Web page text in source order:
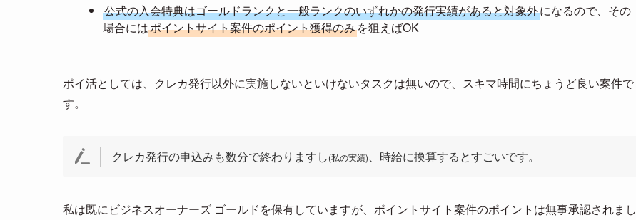
公式の入会特典はゴールドランクと一般ランクのいずれかの発行実績があると対象外になるので、その
場合にはポイントサイト案件のポイント獲得のみを狙えばOK
ポイ活としては、クレカ発行以外に実施しないといけないタスクは無いので、スキマ時間にちょうど良い案件で
す。
クレカ発行の申込みも数分で終わりますし(私の実績)、時給に換算するとすごいです。
私は既にビジネスオーナーズ ゴールドを保有していますが、ポイントサイト案件のポイントは無事承認されまし